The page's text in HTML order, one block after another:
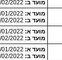
מועד ב: 02/2022
מועד א: 01/2022
מועד ב: 02/2022
מועד א: 01/2022
מועד ב: 02/2022
מועד א: 01/2022
מועד ב: 02/2022